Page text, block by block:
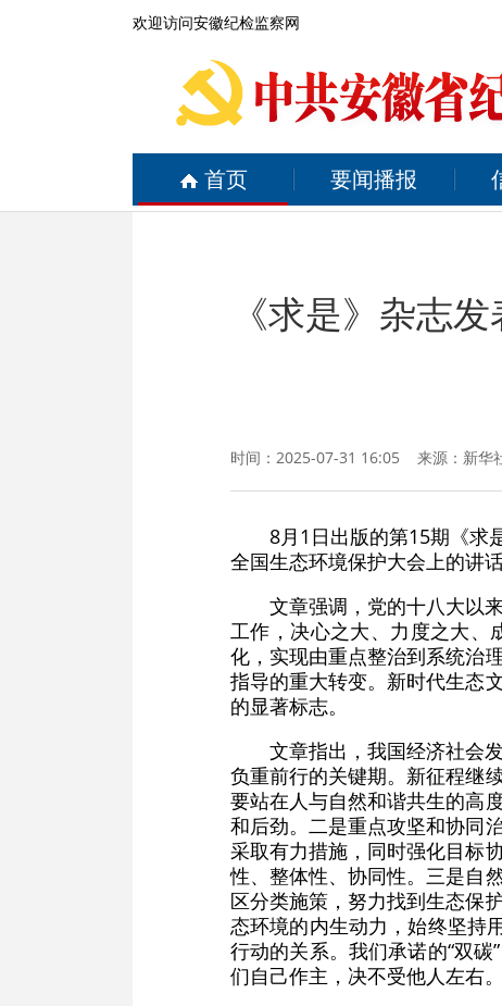
欢迎访问安徽纪检监察网
首页 要闻播报
《求是》杂志
时间：2025-07-31 16:05 来源： 新华
8月1日出版的第15期《求
全国生态环境保护大会上的讲话
文章强调，党的十八大以
工作，决心之大、力度之大、
化，实现由重点整治到系统治
指导的重大转变。新时代生态
的显著标志。
文章指出，我国经济社会
负重前行的关键期。新征程继
要站在人与自然和谐共生的高
和后劲。二是重点攻坚和协同
采取有力措施，同时强化目标
性、整体性、协同性。三是自
区分类施策，努力找到生态保
态环境的内生动力，始终坚持
行动的关系。我们承诺的“双
们自己作主，决不受他人左右。